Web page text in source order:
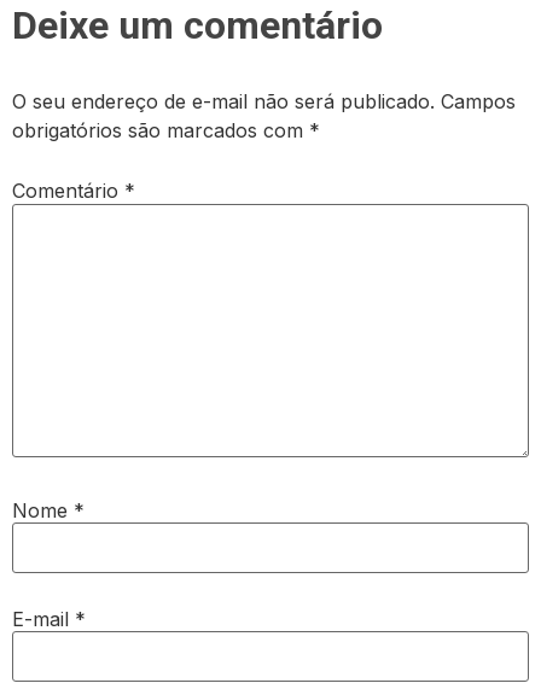
Deixe um comentário
O seu endereço de e-mail não será publicado. Campos
obrigatórios são marcados com *
Comentário *
Nome *
E-mail *